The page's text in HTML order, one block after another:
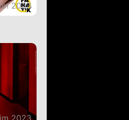
2023
2023